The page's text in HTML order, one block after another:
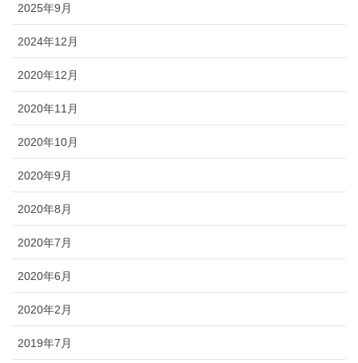
2025年9月
2024年12月
2020年12月
2020年11月
2020年10月
2020年9月
2020年8月
2020年7月
2020年6月
2020年2月
2019年7月